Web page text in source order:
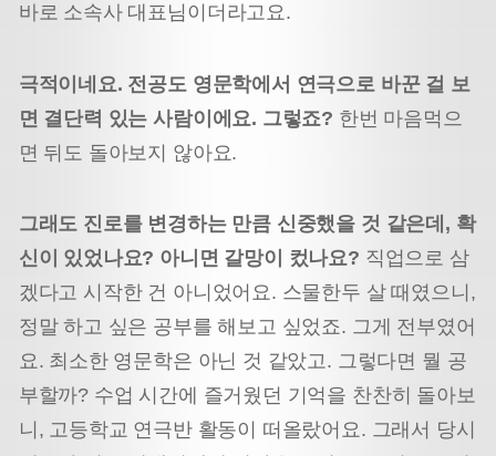
바로 소속사 대표님이더라고요.
극적이네요. 전공도 영문학에서 연극으로 바꾼 걸 보
면 결단력 있는 사람이에요. 그렇죠? 한번 마음먹으
면 뒤도 돌아보지 않아요.
그래도 진로를 변경하는 만큼 신중했을 것 같은데, 확
신이 있었나요? 아니면 갈망이 컸나요? 직업으로 삼
겠다고 시작한 건 아니었어요. 스물한두 살 때였으니,
정말 하고 싶은 공부를 해보고 싶었죠. 그게 전부였어
요. 최소한 영문학은 아닌 것 같았고. 그렇다면 뭘 공
부할까? 수업 시간에 즐거웠던 기억을 찬찬히 돌아보
니, 고등학교 연극반 활동이 떠올랐어요. 그래서 당시